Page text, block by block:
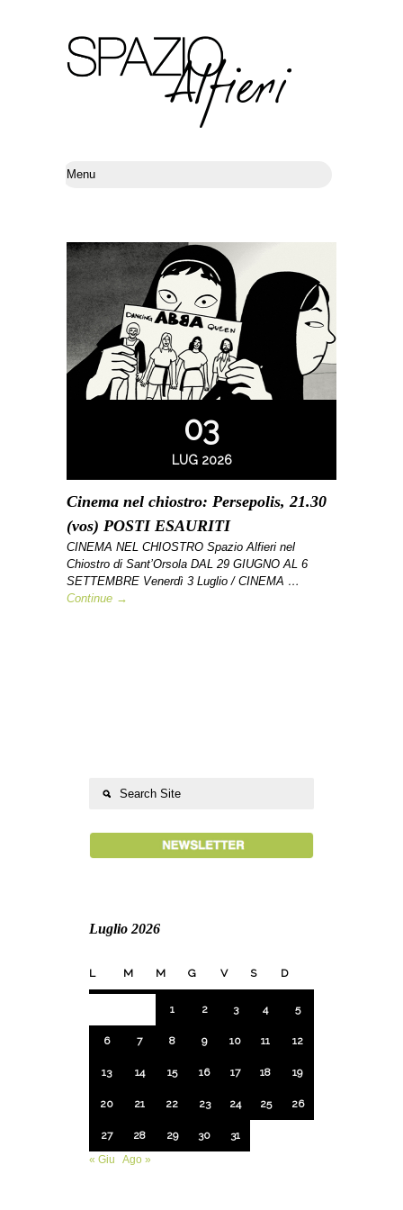
03
LUG 2026
Cinema nel chiostro: Persepolis, 21.30
(vos) POSTI ESAURITI
CINEMA NEL CHIOSTRO Spazio Alfieri nel
Chiostro di Sant’Orsola DAL 29 GIUGNO AL 6
SETTEMBRE Venerdì 3 Luglio / CINEMA …
Continue →
Luglio 2026
L M M G V S D
1 2 3 4 5
6 7 8 9 10 11 12
13 14 15 16 17 18 19
20 21 22 23 24 25 26
27 28 29 30
31
« Giu
Ago »